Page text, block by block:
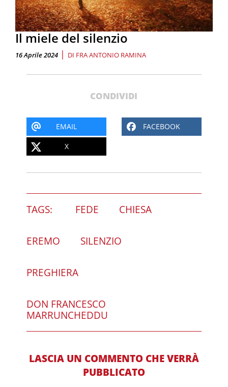
Il miele del silenzio
16 Aprile 2024 | DI FRA ANTONIO RAMINA
CONDIVIDI
EMAIL FACEBOOK
X
TAGS: FEDE CHIESA
EREMO SILENZIO
PREGHIERA
DON FRANCESCO
MARRUNCHEDDU
LASCIA UN COMMENTO CHE VERRÀ
PUBBLICATO